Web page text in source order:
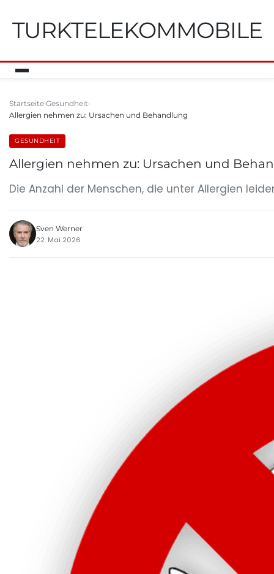
TURKTELEKOMMOBILE
Startseite Gesundheit
Allergien nehmen zu: Ursachen und Behandlung
GESUNDHEIT
Allergien nehmen zu: Ursachen und
Die Anzahl der Menschen, die unter Allergien
Sven Werner
22. Mai 2026